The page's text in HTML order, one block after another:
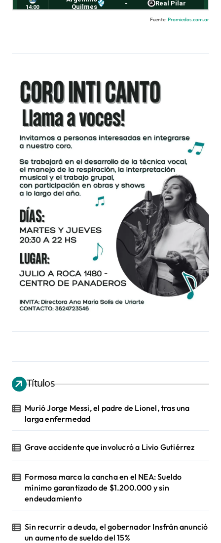
Fuente: Promiedos.com.ar
Títulos
Murió Jorge Messi, el padre de Lionel, tras una
larga enfermedad
Grave accidente que involucró a Livio Gutiérrez
Formosa marca la cancha en el NEA: Sueldo
mínimo garantizado de $1.200.000 y sin
endeudamiento
Sin recurrir a deuda, el gobernador Insfrán anunció
un aumento de sueldo del 15%